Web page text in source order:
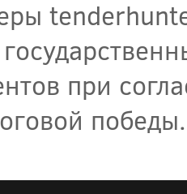
при
победы.